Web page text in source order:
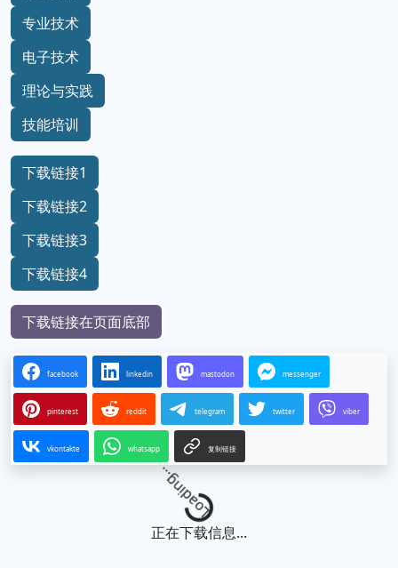
专业技术
电子技术
理论与实践
技能培训
下载链接1
下载链接2
下载链接3
下载链接4
下载链接在页面底部
facebook linkedin mastodon messenger
pinterest reddit telegram twitter viber
vkontakte whatsapp 复制链接
Loading...
正在下载信息...